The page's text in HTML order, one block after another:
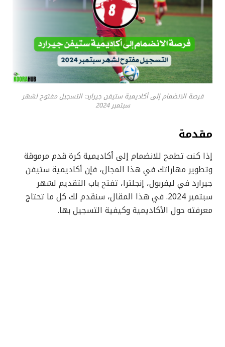
فرصة الانضمام إلى أكاديمية ستيفن جيرارد: التسجيل مفتوح لشهر
سبتمبر 2024
مقدمة
إذا كنت تطمح للانضمام إلى أكاديمية كرة قدم مرموقة
وتطوير مهاراتك في هذا المجال، فإن أكاديمية ستيفن
جيرارد في ليفربول، إنجلترا، تفتح باب التقديم لشهر
سبتمبر 2024. في هذا المقال، سنقدم لك كل ما تحتاج
معرفته حول الأكاديمية وكيفية التسجيل بها.